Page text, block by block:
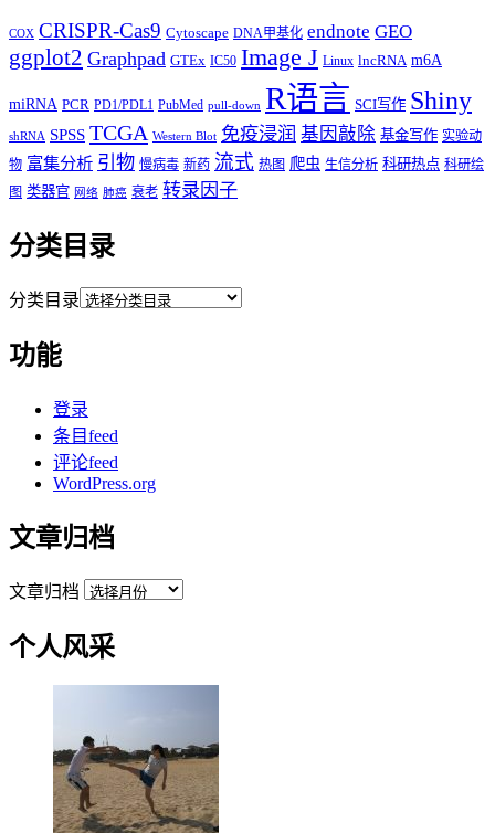
COX CRISPR-Cas9 Cytoscape DNA甲基化 endnote GEO
ggplot2 Graphpad GTEx IC50 Image J Linux lncRNA m6A
miRNA PCR PD1/PDL1 PubMed pull-down R语言 SCI写作 Shiny
shRNA SPSS TCGA Western Blot 免疫浸润 基因敲除 基金写作 实验动
物 富集分析 引物 慢病毒 新药 流式 热图 爬虫 生信分析 科研热点 科研绘
图 类器官 网络 肺癌 衰老 转录因子
分类目录
分类目录
功能
登录
条目feed
评论feed
WordPress.org
文章归档
文章归档
个人风采